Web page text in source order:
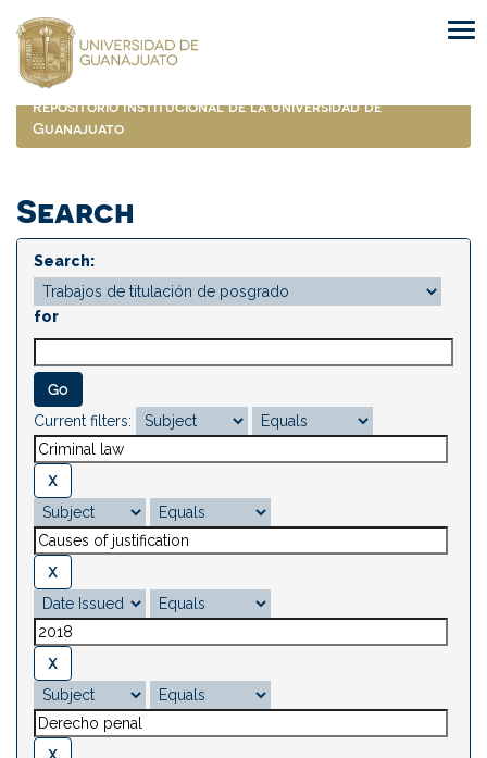
navigation
Repositorio Institucional de la Universidad de
Guanajuato
Search
Search:
for
Current filters: